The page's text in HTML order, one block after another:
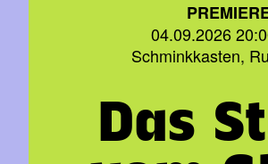
04.09.2026
Schminkkasten,
Das